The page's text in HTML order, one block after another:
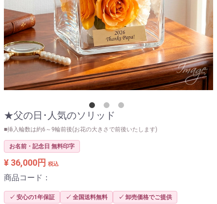
★父の日･人気のソリッド
■挿入輪数は約6～9輪前後(お花の大きさで前後いたします)
お名前・記念日 無料印字
¥ 36,000円 税込
商品コード：
✓ 安心の1年保証 ✓ 全国送料無料 ✓ 卸売価格でご提供